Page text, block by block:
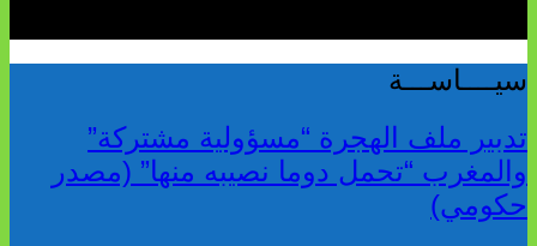
سيــــاســـة
تدبير ملف الهجرة “مسؤولية مشتركة”
والمغرب “تحمل دوما نصيبه منها” (مصدر
حكومي)